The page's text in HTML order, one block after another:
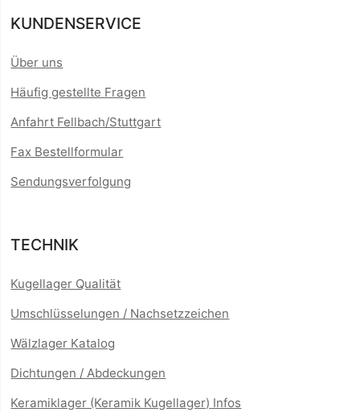
KUNDENSERVICE
Über uns
Häufig gestellte Fragen
Anfahrt Fellbach/Stuttgart
Fax Bestellformular
Sendungsverfolgung
TECHNIK
Kugellager Qualität
Umschlüsselungen / Nachsetzzeichen
Wälzlager Katalog
Dichtungen / Abdeckungen
Keramiklager (Keramik Kugellager) Infos